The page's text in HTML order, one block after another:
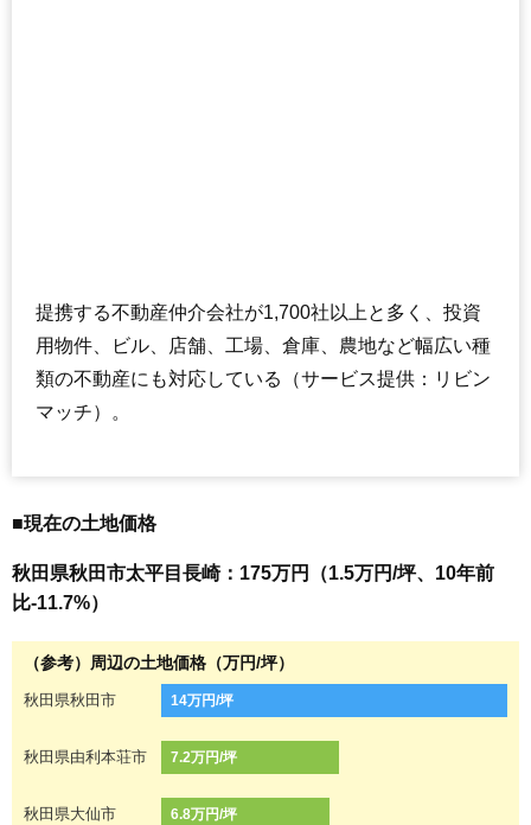
提携する不動産仲介会社が1,700社以上と多く、投資
用物件、ビル、店舗、工場、倉庫、農地など幅広い種
類の不動産にも対応している（サービス提供：リビン
マッチ）。
■現在の土地価格
秋田県秋田市太平目長崎：175万円（1.5万円/坪、10年前
比-11.7%）
（参考）周辺の土地価格（万円/坪）
秋田県秋田市 14万円/坪
秋田県由利本荘市 7.2万円/坪
秋田県大仙市 6.8万円/坪